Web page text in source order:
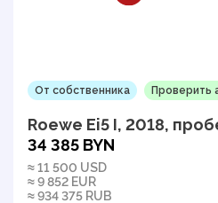
От собственника Проверить
Roewe Ei5 I, 2018,
34 385 BYN
≈ 11 500 USD
≈ 9 852 EUR
≈ 934 375 RUB